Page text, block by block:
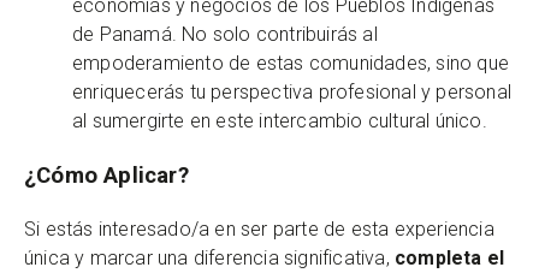
economías y negocios de los Pueblos Indígenas
de Panamá. No solo contribuirás al
empoderamiento de estas comunidades, sino que
enriquecerás tu perspectiva profesional y personal
al sumergirte en este intercambio cultural único.
¿Cómo Aplicar?
Si estás interesado/a en ser parte de esta experiencia
única y marcar una diferencia significativa, completa el